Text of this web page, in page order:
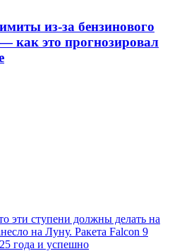
из-за бензинового
как это прогнозировал
эти ступени должны делать на
на Луну. Ракета Falcon 9
года и успешно